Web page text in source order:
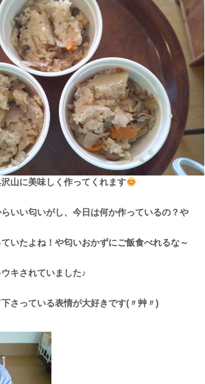
山に美味しく作ってくれます
いい匂いがし、今日は何か作っているの？や
いたよね！や匂いおかずにご飯食べれるな～
キされていました♪
さっている表情が大好きです(〃艸〃)